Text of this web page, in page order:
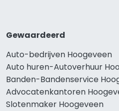
Gewaardeerd
Auto-bedrijven Hoogeveen
Auto huren-Autoverhuur
Banden-Bandenservice
Advocatenkantoren
Slotenmaker Hoogeveen